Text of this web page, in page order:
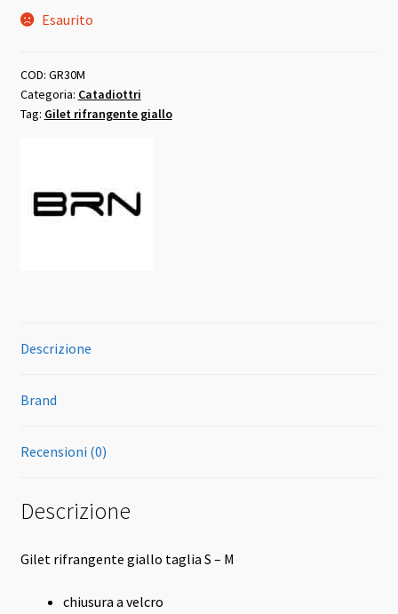
Esaurito
COD: GR30M
Categoria: Catadiottri
Tag: Gilet rifrangente giallo
Descrizione
Brand
Recensioni (0)
Descrizione
Gilet rifrangente giallo taglia S – M
chiusura a velcro